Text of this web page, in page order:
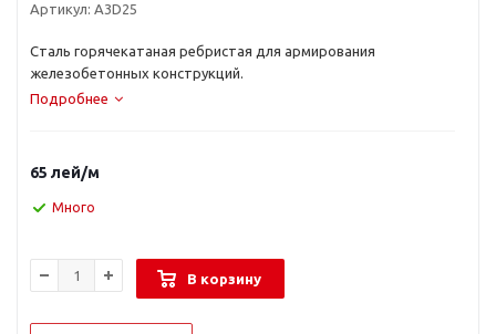
Артикул: A3D25
Сталь горячекатаная ребристая для армирования
железобетонных конструкций.
Подробнее
65 лей/м
Много
В корзину